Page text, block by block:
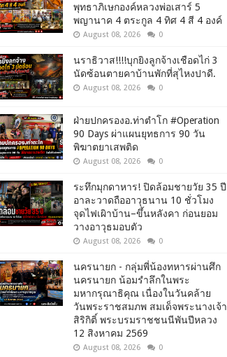
พุทธาภิเษกองค์หลวงพ่อเสาร์ 5
พญานาค 4 ตระกูล 4 ทิศ 4 สี 4 องค์
August 08, 2026 0
นราธิวาส!!!!บุกยิงลูกจ้างเชือดไก่ 3
นัดซ้อนตายคาบ้านพักที่สุไหงปาดี.
August 08, 2026 0
ฝ่ายปกครองอ.ท่าตำโก #Operation
90 Days ผ่าแผนยุทธการ 90 วัน
พิฆาตยาเสพติด
August 08, 2026 0
ระทึกมุกดาหาร! ปิดล้อมชายวัย 35 ปี
อาละวาดถืออาวุธนาน 10 ชั่วโมง
จุดไฟเผิาบ้าน–ขึ้นหลังคา ก่อนยอม
วางอาวุธมอบตัว
August 08, 2026 0
นครนายก - กลุ่มพี่น้องทหารผ่านศึก
นครนายก น้อมรำลึกในพระ
มหากรุณาธิคุณ เนื่องในวันคล้าย
วันพระราชสมภพ สมเด็จพระนางเจ้า
สิริกิติ์ พระบรมราชชนนีพันปีหลวง
12 สิงหาคม 2569
August 08, 2026 0